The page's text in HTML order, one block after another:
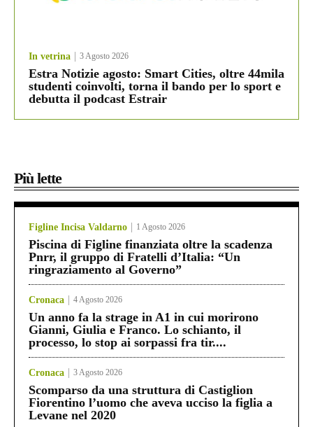
In vetrina 3 Agosto 2026
Estra Notizie agosto: Smart Cities, oltre 44mila
studenti coinvolti, torna il bando per lo sport e
debutta il podcast Estrair
Più lette
Figline Incisa Valdarno 1 Agosto 2026
Piscina di Figline finanziata oltre la scadenza
Pnrr, il gruppo di Fratelli d’Italia: “Un
ringraziamento al Governo”
Cronaca 4 Agosto 2026
Un anno fa la strage in A1 in cui morirono
Gianni, Giulia e Franco. Lo schianto, il
processo, lo stop ai sorpassi fra tir....
Cronaca 3 Agosto 2026
Scomparso da una struttura di Castiglion
Fiorentino l’uomo che aveva ucciso la figlia a
Levane nel 2020